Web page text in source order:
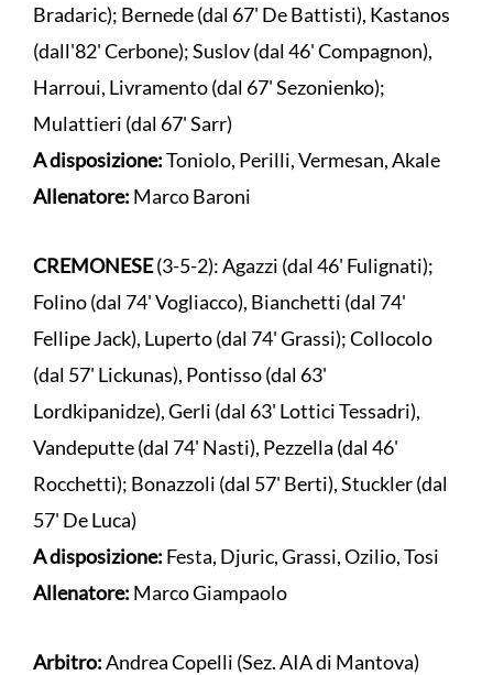
Bradaric); Bernede (dal 67' De Battisti), Kastanos
(dall'82' Cerbone); Suslov (dal 46' Compagnon),
Harroui, Livramento (dal 67' Sezonienko);
Mulattieri (dal 67' Sarr)
A disposizione:Toniolo, Perilli, Vermesan, Akale
Allenatore: Marco Baroni
CREMONESE(3-5-2): Agazzi (dal 46' Fulignati);
Folino (dal 74' Vogliacco), Bianchetti (dal 74'
Fellipe Jack), Luperto (dal 74' Grassi); Collocolo
(dal 57' Lickunas), Pontisso (dal 63'
Lordkipanidze), Gerli (dal 63' Lottici Tessadri),
Vandeputte (dal 74' Nasti), Pezzella (dal 46'
Rocchetti); Bonazzoli (dal 57' Berti), Stuckler (dal
57' De Luca)
A disposizione: Festa, Djuric, Grassi, Ozilio, Tosi
Allenatore: Marco Giampaolo
Arbitro:Andrea Copelli (Sez. AIA di Mantova)